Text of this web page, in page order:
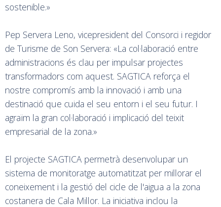
sostenible.»
Pep Servera Leno, vicepresident del Consorci i regidor
de Turisme de Son Servera: «La col·laboració entre
administracions és clau per impulsar projectes
transformadors com aquest. SAGTICA reforça el
nostre compromís amb la innovació i amb una
destinació que cuida el seu entorn i el seu futur. I
agraïm la gran col·laboració i implicació del teixit
empresarial de la zona.»
El projecte SAGTICA permetrà desenvolupar un
sistema de monitoratge automatitzat per millorar el
coneixement i la gestió del cicle de l'aigua a la zona
costanera de Cala Millor. La iniciativa inclou la